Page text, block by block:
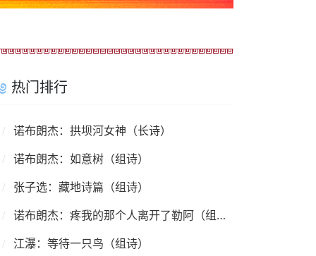
热门排行
诺布朗杰：拱坝河女神（长诗）
诺布朗杰：如意树（组诗）
张子选：藏地诗篇（组诗）
诺布朗杰：疼我的那个人离开了勒阿（组诗）
江瀑：等待一只鸟（组诗）